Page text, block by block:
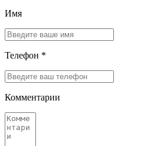
Имя
Телефон *
Комментарии